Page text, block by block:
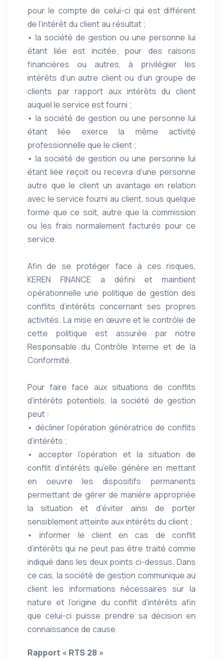
pour le compte de celui-ci qui est différent
de l’intérêt du client au résultat ;
• la société de gestion ou une personne lui
étant liée est incitée, pour des raisons
financières ou autres, à privilégier les
intérêts d’un autre client ou d’un groupe de
clients par rapport aux intérêts du client
auquel le service est fourni ;
• la société de gestion ou une personne lui
étant liée exerce la même activité
professionnelle que le client ;
• la société de gestion ou une personne lui
étant liée reçoit ou recevra d’une personne
autre que le client un avantage en relation
avec le service fourni au client, sous quelque
forme que ce soit, autre que la commission
ou les frais normalement facturés pour ce
service.
Afin de se protéger face à ces risques,
KEREN FINANCE a défini et maintient
opérationnelle une politique de gestion des
conflits d’intérêts concernant ses propres
activités. La mise en œuvre et le contrôle de
cette politique est assurée par notre
Responsable du Contrôle Interne et de la
Conformité.
Pour faire face aux situations de conflits
d’intérêts potentiels, la société de gestion
peut :
• décliner l’opération génératrice de conflits
d’intérêts ;
• accepter l’opération et la situation de
conflit d’intérêts qu’elle génère en mettant
en oeuvre les dispositifs permanents
permettant de gérer de manière appropriée
la situation et d’éviter ainsi de porter
sensiblement atteinte aux intérêts du client ;
• informer le client en cas de conflit
d’intérêts qui ne peut pas être traité comme
indiqué dans les deux points ci-dessus. Dans
ce cas, la société de gestion communique au
client les informations nécessaires sur la
nature et l’origine du conflit d’intérêts afin
que celui-ci puisse prendre sa décision en
connaissance de cause.
Rapport « RTS 28 »